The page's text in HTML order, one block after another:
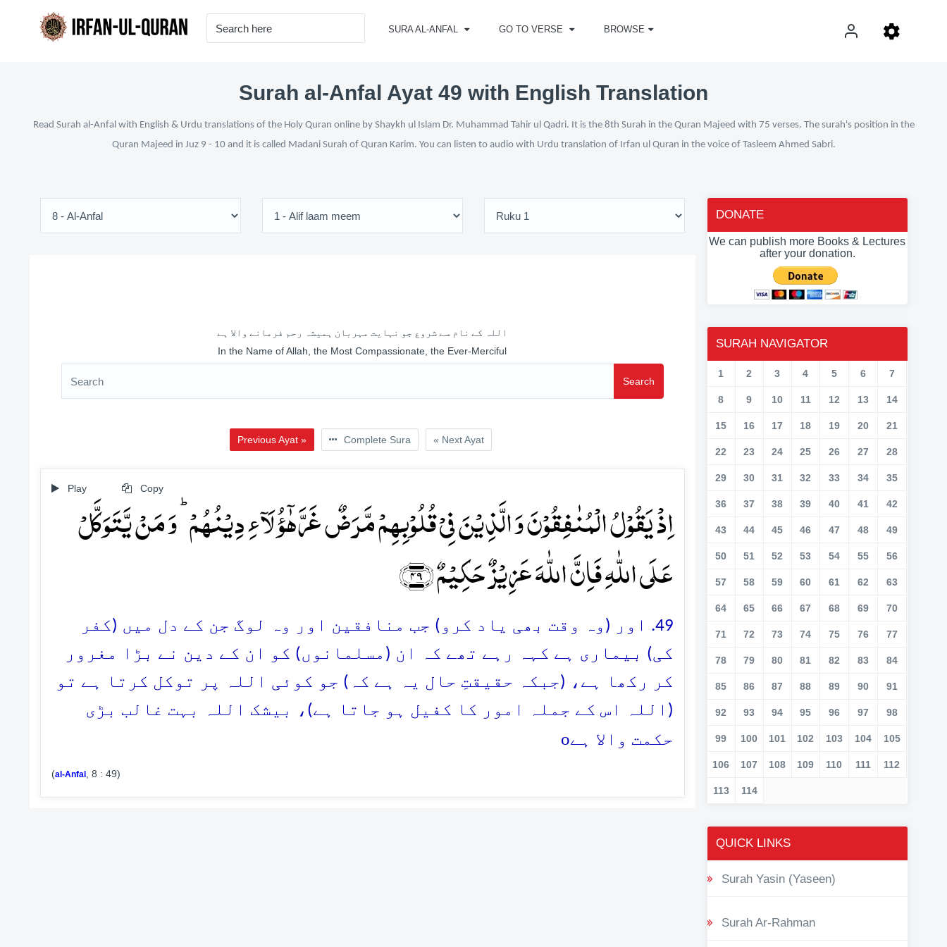
SURA AL-ANFAL GO TO VERSE BROWSE
Surah al-Anfal Ayat 49 with English Translation
Read Surah al-Anfal with English & Urdu translations of the Holy Quran online by Shaykh ul Islam Dr. Muhammad Tahir ul Qadri. It is the 8th Surah in the Quran Majeed with 75 verses. The surah's position in the
Quran Majeed in Juz 9 - 10 and it is called Madani Surah of Quran Karim. You can listen to audio with Urdu translation of Irfan ul Quran in the voice of Tasleem Ahmed Sabri.
اللہ کے نام سے شروع جو نہایت مہربان ہمیشہ رحم فرمانے والا ہے
In the Name of Allah, the Most Compassionate, the Ever-Merciful
Search
Previous Ayat » Complete Sura « Next Ayat
Play Copy
اِذۡ یَقُوۡلُ الۡمُنٰفِقُوۡنَ وَ الَّذِیۡنَ فِیۡ قُلُوۡبِہِمۡ مَّرَضٌ غَرَّہٰۤؤُ لَآءِ دِیۡنُہُمۡ ؕ وَ مَنۡ یَّتَوَکَّلۡ
عَلَی اللّٰہِ فَاِنَّ اللّٰہَ عَزِیۡزٌ حَکِیۡمٌ ﴿۴۹﴾
49. اور (وہ وقت بھی یاد کرو) جب منافقین اور وہ لوگ جن کے دل میں (کفر
کی) بیماری ہے کہہ رہے تھے کہ ان (مسلمانوں) کو ان کے دین نے بڑا مغرور
کر رکھا ہے، (جبکہ حقیقتِ حال یہ ہے کہ) جو کوئی اللہ پر توکل کرتا ہے تو
(اللہ اس کے جملہ امور کا کفیل ہو جاتا ہے)، بیشک اللہ بہت غالب بڑی
حکمت والا ہےo
(al-Anfal, 8 : 49)
DONATE
We can publish more Books & Lectures
after your donation.
SURAH NAVIGATOR
1 2 3 4 5 6 7
8 9 10 11 12 13 14
15 16 17 18 19 20 21
22 23 24 25 26 27 28
29 30 31 32 33 34 35
36 37 38 39 40 41 42
43 44 45 46 47 48 49
50 51 52 53 54 55 56
57 58 59 60 61 62 63
64 65 66 67 68 69 70
71 72 73 74 75 76 77
78 79 80 81 82 83 84
85 86 87 88 89 90 91
92 93 94 95 96 97 98
99 100 101 102 103 104 105
106 107 108 109 110 111 112
113 114
QUICK LINKS
Surah Yasin (Yaseen)
Surah Ar-Rahman